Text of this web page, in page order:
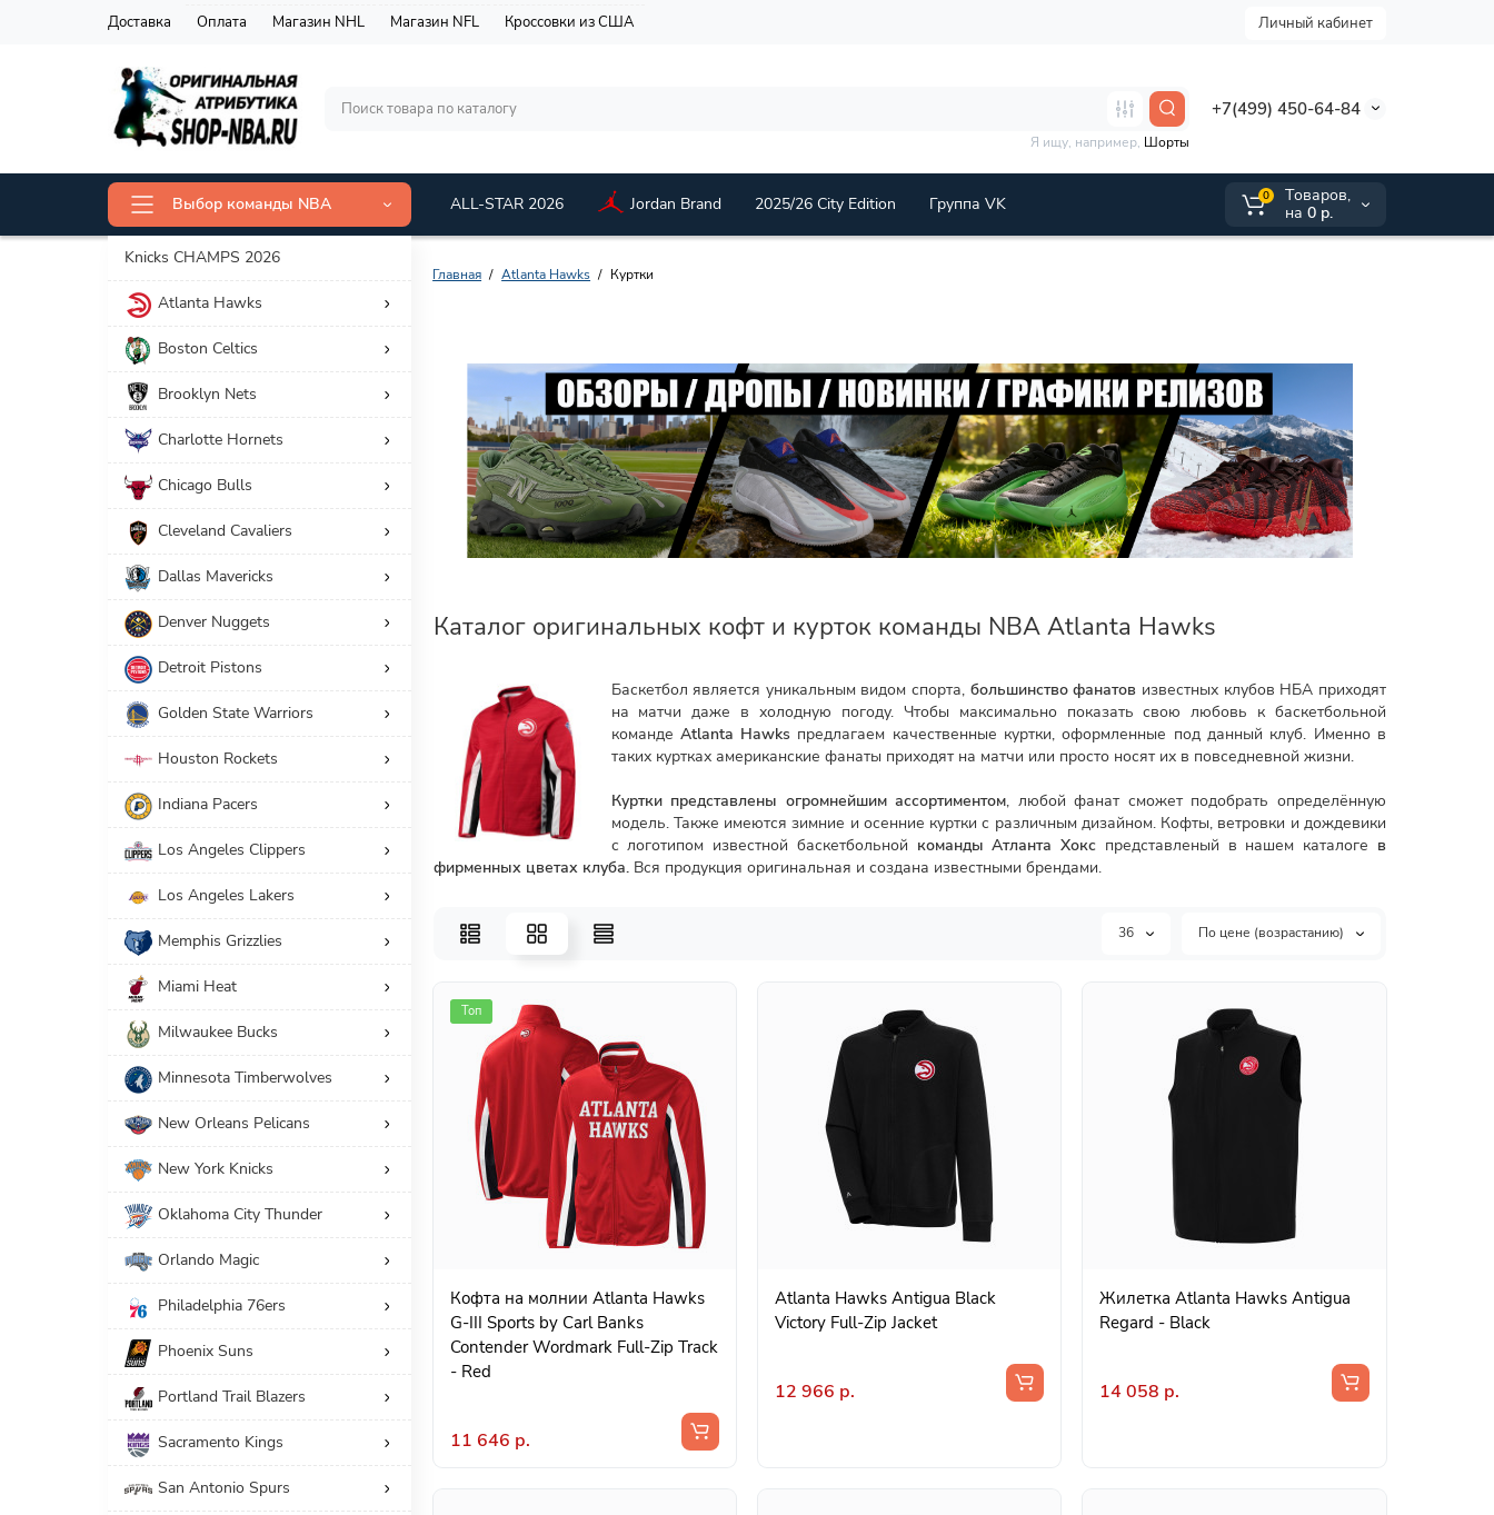
Доставка Оплата Магазин NHL Магазин NFL Кроссовки из США Личный кабинет
+7(499) 450-64-84
Я ищу, например, Шорты
Выбор команды NBA
Knicks CHAMPS 2026
Atlanta Hawks
Boston Celtics
Brooklyn Nets
Charlotte Hornets
Chicago Bulls
Cleveland Cavaliers
Dallas Mavericks
Denver Nuggets
Detroit Pistons
Golden State Warriors
Houston Rockets
Indiana Pacers
Los Angeles Clippers
Los Angeles Lakers
Memphis Grizzlies
Miami Heat
Milwaukee Bucks
Minnesota Timberwolves
New Orleans Pelicans
New York Knicks
Oklahoma City Thunder
Orlando Magic
Philadelphia 76ers
Phoenix Suns
Portland Trail Blazers
Sacramento Kings
San Antonio Spurs
ALL-STAR 2026 Jordan Brand 2025/26 City Edition Группа VK 0
Tоваров,
на 0 р.
Главная Atlanta Hawks Куртки
Фильтр товаров
Цена
11 646 р.
Категория
Куртки 19
Принадлежность
Мужчинам
Американский размер
СБРОС
Каталог оригинальных кофт и курток команды NBA Atlanta Hawks
Баскетбол является уникальным видом спорта, большинство фанатов известных клубов НБА приходят
на матчи даже в холодную погоду. Чтобы максимально показать свою любовь к баскетбольной
команде Atlanta Hawks предлагаем качественные куртки, оформленные под данный клуб. Именно в
таких куртках американские фанаты приходят на матчи или просто носят их в повседневной жизни.
Куртки представлены огромнейшим ассортиментом, любой фанат сможет подобрать определённую
модель. Также имеются зимние и осенние куртки с различным дизайном. Кофты, ветровки и дождевики
с логотипом известной баскетбольной командыАтланта Хокс представленый в нашем каталоге в
фирменных цветах клуба. Вся продукция оригинальная и создана известными брендами.
36 По цене (возрастанию)
Топ
Кофта на молнии Atlanta Hawks
G-III Sports by Carl Banks
Contender Wordmark Full-Zip Track
- Red
11 646 р.
Atlanta Hawks Antigua Black
Victory Full-Zip Jacket
12 966 р.
Жилетка Atlanta Hawks Antigua
Regard - Black
14 058 р.